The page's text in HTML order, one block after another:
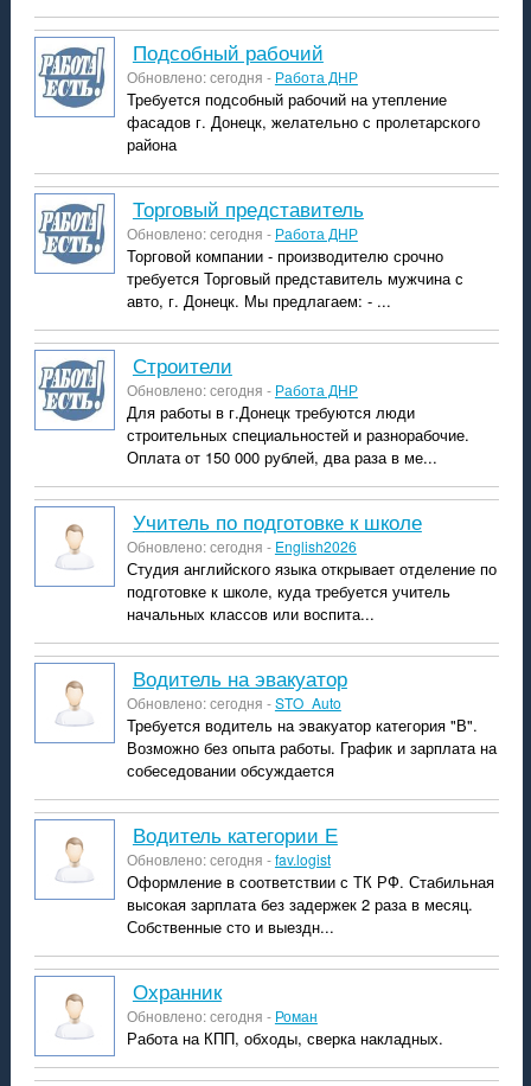
подсобный рабочий
Обновлено: сегодня - Работа ДНР
Требуется подсобный рабочий на утепление
фасадов г. Донецк, желательно с пролетарского
района
торговый представитель
Обновлено: сегодня - Работа ДНР
Торговой компании - производителю срочно
требуется Торговый представитель мужчина с
авто, г. Донецк. Мы предлагаем: - ...
строители
Обновлено: сегодня - Работа ДНР
Для работы в г.Донецк требуются люди
строительных специальностей и разнорабочие.
Оплата от 150 000 рублей, два раза в ме...
учитель по подготовке к школе
Обновлено: сегодня - English2026
Студия английского языка открывает отделение по
подготовке к школе, куда требуется учитель
начальных классов или воспита...
Водитель на эвакуатор
Обновлено: сегодня -STO_Auto
Требуется водитель на эвакуатор категория "В".
Возможно без опыта работы. График и зарплата на
собеседовании обсуждается
водитель категории Е
Обновлено: сегодня -fav.logist
Оформление в соответствии с ТК РФ. Стабильная
высокая зарплата без задержек 2 раза в месяц.
Собственные сто и выездн...
охранник
Обновлено: сегодня - Роман
Работа на КПП, обходы, сверка накладных.